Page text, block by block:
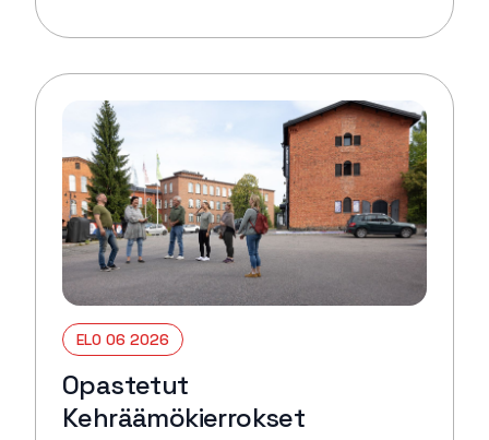
Lue lisää tapahtumasta Opastetut
ELO 06 2026
Opastetut
Kehräämökierrokset